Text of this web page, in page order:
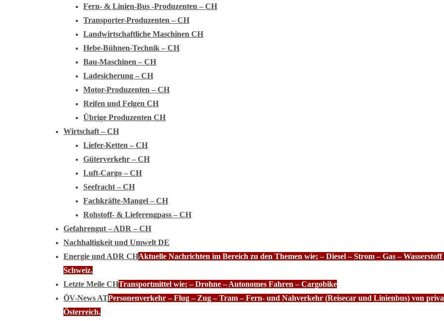
Fern- & Linien-Bus -Produzenten – CH
Transporter-Produzenten – CH
Landwirtschaftliche Maschinen CH
Hebe-Bühnen-Technik – CH
Bau-Maschinen – CH
Ladesicherung – CH
Motor-Produzenten – CH
Reifen und Felgen CH
Übrige Produzenten CH
Wirtschaft – CH
Liefer-Ketten – CH
Güterverkehr – CH
Luft-Cargo – CH
Seefracht – CH
Fachkräfte-Mangel – CH
Rohstoff- & Lieferengpass – CH
Gefahrengut – ADR – CH
Nachhaltigkeit und Umwelt DE
Energie und ADR CHAktuelle Nachrichten im Bereich zu den Themen wie; – Diesel – Strom – Gas –
Schweiz.
Letzte Meile CHTransportmittel wie; – Drohne – Autonomes Fahren – Cargobike
ÖV-News ATPersonenverkehr – Flug – Zug – Tram – Fern- und Nahverkehr (Reisecar und Linienbus) von
Österreich.